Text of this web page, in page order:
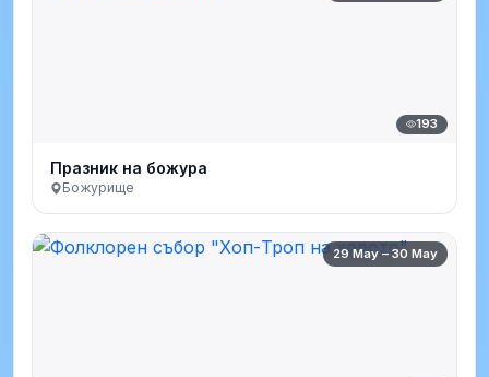
193
Празник на божура
Божурище
29 May – 30 May